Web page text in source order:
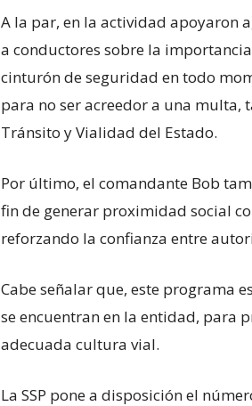
A la par, en la actividad apoyaron
a conductores sobre la
cinturón de seguridad en todo
para no ser acreedor a una multa,
Tránsito y Vialidad del Estado.
Por último, el comandante Bob
fin de generar proximidad social
reforzando la confianza entre
Cabe señalar que, este programa
se encuentran en la entidad, para
adecuada cultura vial.
La SSP pone a disposición el